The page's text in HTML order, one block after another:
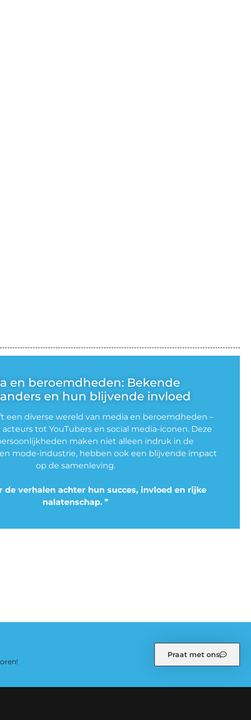
en beroemdheden: Bekende
en hun blijvende invloed
een diverse wereld van media en beroemdheden –
acteurs tot YouTubers en social media-iconen. Deze
maken niet alleen indruk in de
mode-industrie, hebben ook een blijvende impact
op de samenleving.
de verhalen achter hun succes, invloed en rijke
nalatenschap.❞
Praat met ons